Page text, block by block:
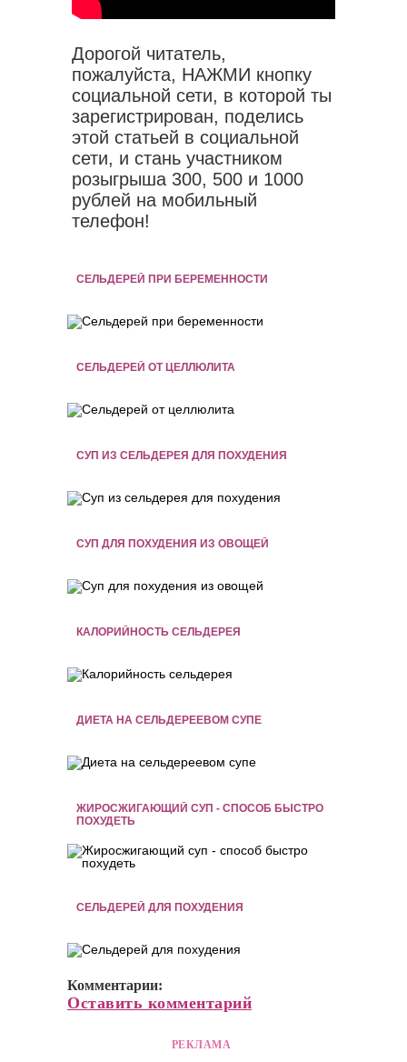
Дорогой читатель,
пожалуйста, НАЖМИ кнопку
социальной сети, в которой ты
зарегистрирован, поделись
этой статьей в социальной
сети, и стань участником
розыгрыша 300, 500 и 1000
рублей на мобильный
телефон!
СЕЛЬДЕРЕЙ ПРИ БЕРЕМЕННОСТИ
СЕЛЬДЕРЕЙ ОТ ЦЕЛЛЮЛИТА
СУП ИЗ СЕЛЬДЕРЕЯ ДЛЯ ПОХУДЕНИЯ
СУП ДЛЯ ПОХУДЕНИЯ ИЗ ОВОЩЕЙ
КАЛОРИЙНОСТЬ СЕЛЬДЕРЕЯ
ДИЕТА НА СЕЛЬДЕРЕЕВОМ СУПЕ
ЖИРОСЖИГАЮЩИЙ СУП - СПОСОБ БЫСТРО
ПОХУДЕТЬ
СЕЛЬДЕРЕЙ ДЛЯ ПОХУДЕНИЯ
Комментарии:
Оставить комментарий
РЕКЛАМА